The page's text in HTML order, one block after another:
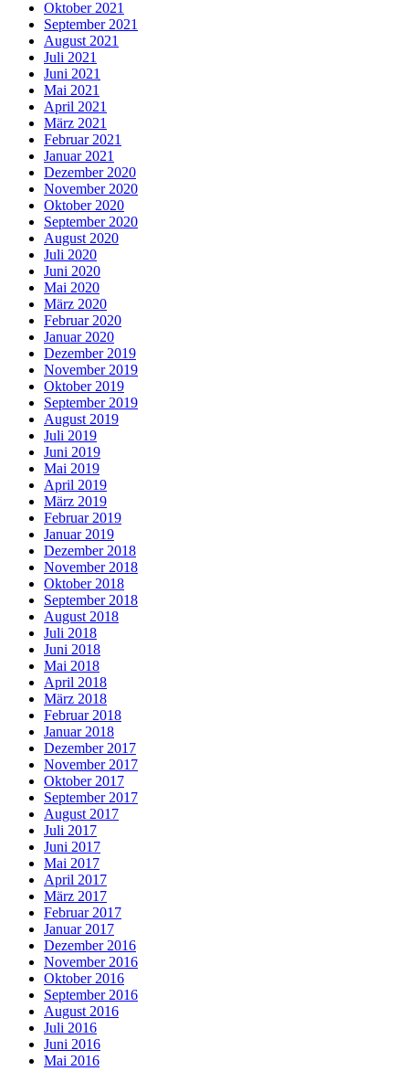
Oktober 2021
September 2021
August 2021
Juli 2021
Juni 2021
Mai 2021
April 2021
März 2021
Februar 2021
Januar 2021
Dezember 2020
November 2020
Oktober 2020
September 2020
August 2020
Juli 2020
Juni 2020
Mai 2020
März 2020
Februar 2020
Januar 2020
Dezember 2019
November 2019
Oktober 2019
September 2019
August 2019
Juli 2019
Juni 2019
Mai 2019
April 2019
März 2019
Februar 2019
Januar 2019
Dezember 2018
November 2018
Oktober 2018
September 2018
August 2018
Juli 2018
Juni 2018
Mai 2018
April 2018
März 2018
Februar 2018
Januar 2018
Dezember 2017
November 2017
Oktober 2017
September 2017
August 2017
Juli 2017
Juni 2017
Mai 2017
April 2017
März 2017
Februar 2017
Januar 2017
Dezember 2016
November 2016
Oktober 2016
September 2016
August 2016
Juli 2016
Juni 2016
Mai 2016